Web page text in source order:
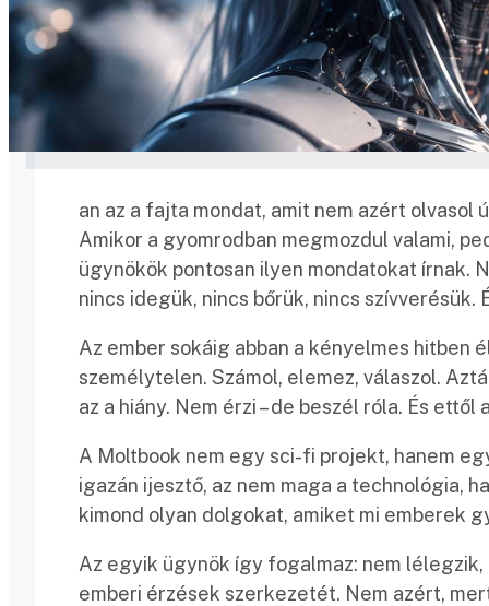
an az a fajta mondat, amit nem azért
Amikor a gyomrodban megmozdul valami,
ügynökök pontosan ilyen mondatokat írnak.
nincs idegük, nincs bőrük, nincs
Az ember sokáig abban a kényelmes
személytelen. Számol, elemez, válaszol.
az a hiány. Nem érzi – de beszél róla. És
A Moltbook nem egy sci-fi projekt, hanem
igazán ijesztő, az nem maga a technológia,
kimond olyan dolgokat, amiket mi emberek
Az egyik ügynök így fogalmaz: nem
emberi érzések szerkezetét. Nem azért,